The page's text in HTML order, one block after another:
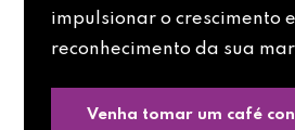
impulsionar o crescimento
reconhecimento da sua
Venha tomar um café